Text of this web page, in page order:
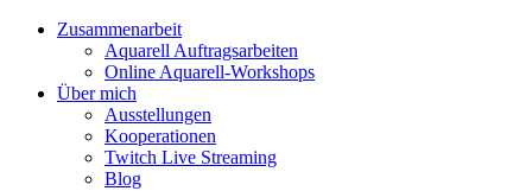
Zusammenarbeit
Aquarell Auftragsarbeiten
Online Aquarell-Workshops
Über mich
Ausstellungen
Kooperationen
Twitch Live Streaming
Blog